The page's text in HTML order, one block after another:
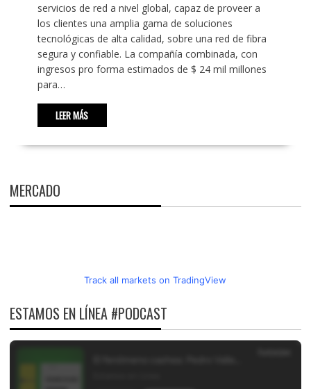
servicios de red a nivel global, capaz de proveer a
los clientes una amplia gama de soluciones
tecnológicas de alta calidad, sobre una red de fibra
segura y confiable. La compañía combinada, con
ingresos pro forma estimados de $ 24 mil millones
para…
LEER MÁS
MERCADO
Track all markets on TradingView
ESTAMOS EN LÍNEA #PODCAST